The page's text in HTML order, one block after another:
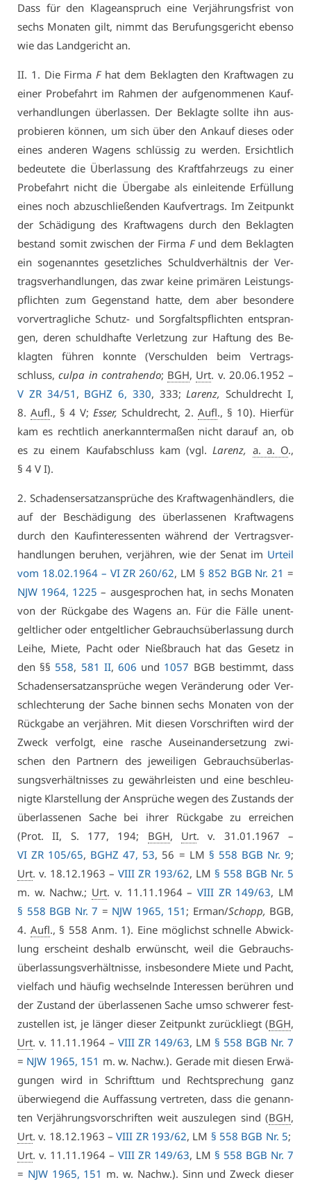
Dass für den Kla­ge­an­spruch ei­ne Ver­jäh­rungs­frist von
sechs Mo­na­ten gilt, nimmt das Be­ru­fungs­ge­richt eben­so
wie das Land­ge­richt an.
II. 1. Die Fir­maFhat dem Be­klag­ten den Kraft­wa­gen zu
ei­ner Pro­be­fahrt im Rah­men der auf­ge­nom­me­nen Kauf­
ver­hand­lun­gen über­las­sen. Der Be­klag­te soll­te ihn aus­
pro­bie­ren kön­nen, um sich über den An­kauf die­ses oder
ei­nes an­de­ren Wa­gens schlüs­sig zu wer­den. Er­sicht­lich
be­deu­te­te die Über­las­sung des Kraft­fahr­zeugs zu ei­ner
Pro­be­fahrt nicht die Über­ga­be als ein­lei­ten­de Er­fül­lung
ei­nes noch ab­zu­schlie­ßen­den Kauf­ver­trags. Im Zeit­punkt
der Schä­di­gung des Kraft­wa­gens durch den Be­klag­ten
be­stand so­mit zwi­schen der Fir­ma Fund dem Be­klag­ten
ein so­ge­nann­tes ge­setz­li­ches Schuld­ver­hält­nis der Ver­
trags­ver­hand­lun­gen, das zwar kei­ne pri­mä­ren Leis­tungs­
pflich­ten zum Ge­gen­stand hat­te, dem aber be­son­de­re
vor­ver­trag­li­che Schutz- und Sorg­falts­pflich­ten ent­spran­
gen, de­ren schuld­haf­te Ver­let­zung zur Haf­tung des Be­
klag­ten füh­ren konn­te (Ver­schul­den beim Ver­trags­
schluss,cul­pa in con­tra­hen­do; BGH, Urt. v. 20.06.1952 –
V ZR 34/51 , BGHZ 6, 330, 333;La­renz, Schuld­recht I,
8. Aufl., § 4 V; Es­ser, Schuld­recht, 2. Aufl., § 10). Hier­für
kam es recht­lich an­er­kann­ter­ma­ßen nicht dar­auf an, ob
es zu ei­nem Kauf­ab­schluss kam (vgl.La­renz, a. a. O.,
§ 4 V I).
2. Scha­dens­er­satz­an­sprü­che des Kraft­wa­gen­händ­lers, die
auf der Be­schä­di­gung des über­las­se­nen Kraft­wa­gens
durch den Kauf­in­ter­es­sen­ten wäh­rend der Ver­trags­ver­
hand­lun­gen be­ru­hen, ver­jäh­ren, wie der Se­nat im Ur­teil
vom 18.02.1964 – VI ZR 260/62, LM § 852 BGB Nr. 21 =
NJW 1964, 1225 – aus­ge­spro­chen hat, in sechs Mo­na­ten
von der Rück­ga­be des Wa­gens an. Für die Fäl­le un­ent­
gelt­li­cher oder ent­gelt­li­cher Ge­brauchs­über­las­sung durch
Lei­he, Mie­te, Pacht oder Nieß­brauch hat das Ge­setz in
den §§ 558, 581 II,606 und 1057 BGB be­stimmt, dass
Scha­dens­er­satz­an­sprü­che we­gen Ver­än­de­rung oder Ver­
schlech­te­rung der Sa­che bin­nen sechs Mo­na­ten von der
Rück­ga­be an ver­jäh­ren. Mit die­sen Vor­schrif­ten wird der
Zweck ver­folgt, ei­ne ra­sche Aus­ein­an­der­set­zung zwi­
schen den Part­nern des je­wei­li­gen Ge­brauchs­über­las­
sungs­ver­hält­nis­ses zu ge­währ­leis­ten und ei­ne be­schleu­
nig­te Klar­stel­lung der An­sprü­che we­gen des Zu­stands der
über­las­se­nen Sa­che bei ih­rer Rück­ga­be zu er­rei­chen
(Prot. II, S. 177, 194; BGH, Urt. v. 31.01.1967 –
VI ZR 105/65, BGHZ 47, 53, 56 = LM § 558 BGB Nr. 9;
Urt. v. 18.12.1963 – VI­II ZR 193/62, LM § 558 BGB Nr. 5
m. w. Nachw.; Urt. v. 11.11.1964 – VI­II ZR 149/63, LM
§ 558 BGB Nr. 7 = NJW 1965, 151 ; Er­man/Schopp, BGB,
4. Aufl., § 558 Anm. 1). Ei­ne mög­lichst schnel­le Ab­wick­
lung er­scheint des­halb er­wünscht, weil die Ge­brauchs­
über­las­sungs­ver­hält­nis­se, ins­be­son­de­re Mie­te und Pacht,
viel­fach und häu­fig wech­seln­de In­ter­es­sen be­rüh­ren und
der Zu­stand der über­las­se­nen Sa­che um­so schwe­rer fest­
zu­stel­len ist, je län­ger die­ser Zeit­punkt zu­rück­liegt (BGH,
Urt. v. 11.11.1964 – VI­II ZR 149/63, LM § 558 BGB Nr. 7
= NJW 1965, 151 m. w. Nachw.). Ge­ra­de mit die­sen Er­wä­
gun­gen wird in Schrift­tum und Recht­spre­chung ganz
über­wie­gend die Auf­fas­sung ver­tre­ten, dass die ge­nann­
ten Ver­jäh­rungs­vor­schrif­ten weit aus­zu­le­gen sind (BGH,
Urt. v. 18.12.1963 –VI­II ZR 193/62, LM § 558 BGB Nr. 5;
Urt. v. 11.11.1964 – VI­II ZR 149/63, LM § 558 BGB Nr. 7
= NJW 1965, 151 m. w. Nachw.). Sinn und Zweck die­ser